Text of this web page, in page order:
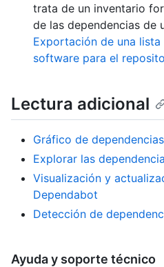
trata de un inventario
de las dependencias de
Exportación de una
software para el
Lectura adicional
Gráfico de dependencias
Explorar las
Visualización y
Dependabot
Detección de
Ayuda y soporte técnico